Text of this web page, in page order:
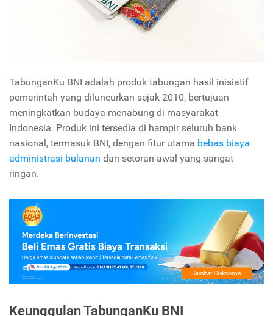
TabunganKu BNI adalah produk tabungan hasil inisiatif
pemerintah yang diluncurkan sejak 2010, bertujuan
meningkatkan budaya menabung di masyarakat
Indonesia. Produk ini tersedia di hampir seluruh bank
nasional, termasuk BNI, dengan fitur utama bebas biaya
administrasi bulanan dan setoran awal yang sangat
ringan.
Keunggulan TabunganKu BNI